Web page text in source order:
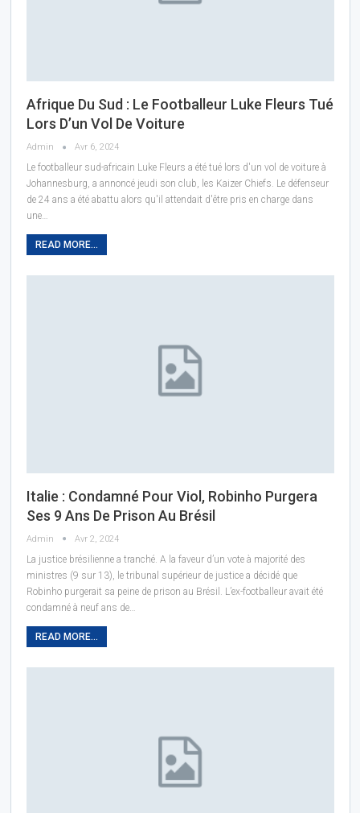
Afrique Du Sud : Le Footballeur Luke Fleurs Tué
Lors D’un Vol De Voiture
Admin Avr 6, 2024
Le footballeur sud-africain Luke Fleurs a été tué lors d'un vol de voiture à
Johannesburg, a annoncé jeudi son club, les Kaizer Chiefs. Le défenseur
de 24 ans a été abattu alors qu'il attendait d'être pris en charge dans
une…
READ MORE...
Italie : Condamné Pour Viol, Robinho Purgera
Ses 9 Ans De Prison Au Brésil
Admin Avr 2, 2024
La justice brésilienne a tranché. A la faveur d’un vote à majorité des
ministres (9 sur 13), le tribunal supérieur de justice a décidé que
Robinho purgerait sa peine de prison au Brésil. L’ex-footballeur avait été
condamné à neuf ans de…
READ MORE...